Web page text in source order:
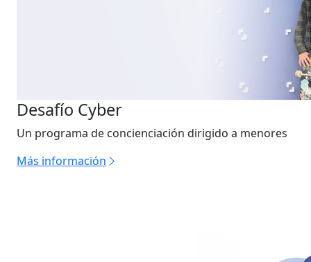
Desafío Cyber
Un programa de concienciación dirigido a menores
Más información